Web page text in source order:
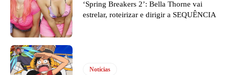
‘Spring Breakers 2’: Bella Thorne vai
estrelar, roteirizar e dirigir a SEQUÊNCIA
Notícias